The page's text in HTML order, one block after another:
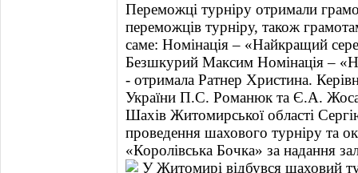
Переможці турніру отримали
переможців турніру, також
саме: Номінація – «Найкращий
Безшкурий Максим Номінація –
- отримала Ратнер Христина.
України П.С. Романюк та Є.А.
Шахів Житомирської області
проведення шахового турніру та
«Королівська Бочка» за надання